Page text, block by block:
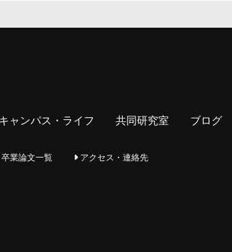
キャンパス・ライフ 共同研究室 ブログ
卒業論文一覧 アクセス・連絡先